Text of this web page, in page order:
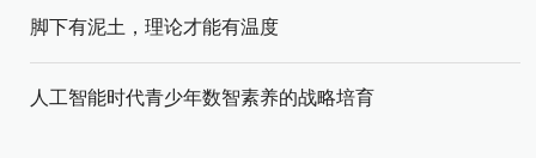
脚下有泥土，理论才能有温度
人工智能时代青少年数智素养的战略培育